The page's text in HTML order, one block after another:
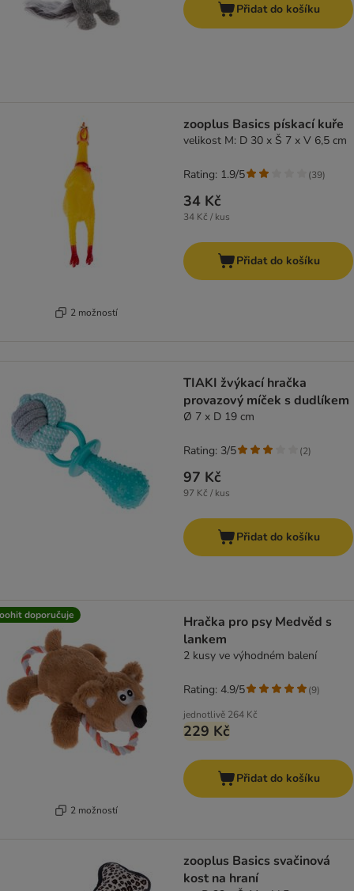
Přidat do košíku
2 možností
zooplus Basics pískací kuře
velikost M: D 30 x Š 7 x V 6,5 cm
34 Kč
34 Kč / kus
Rating: 1.9/5 (39)
Přidat do košíku
TIAKI žvýkací hračka
provazový míček s dudlíkem
Ø 7 x D 19 cm
97 Kč
97 Kč / kus
Rating: 3/5 (2)
Přidat do košíku
doporučuje
2 možností
Hračka pro psy Medvěd s
lankem
2 kusy ve výhodném balení
jednotlivě 264 Kč
229 Kč
Rating: 4.9/5 (9)
Přidat do košíku
zooplus Basics svačinová
kost na hraní